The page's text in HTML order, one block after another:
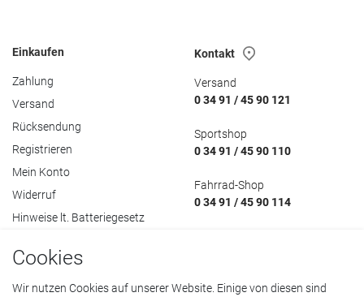
Einkaufen
Zahlung
Versand
Rücksendung
Registrieren
Mein Konto
Widerruf
Hinweise lt. Batteriegesetz
Kontakt
Versand
0 34 91 / 45 90 121
Sportshop
0 34 91 / 45 90 110
Fahrrad-Shop
0 34 91 / 45 90 114
Cookies
Wir nutzen Cookies auf unserer Website. Einige von diesen sind